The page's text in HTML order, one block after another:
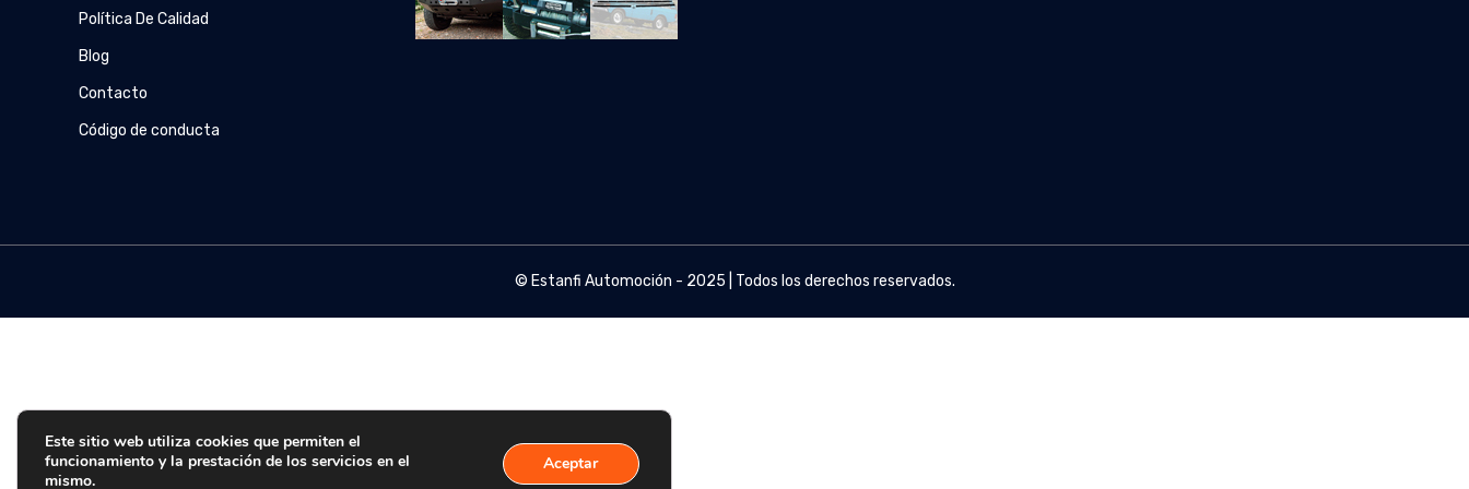
Política De Calidad
Blog
Contacto
Código de conducta
© Estanfi Automoción - 2025 | Todos los derechos reservados.
Este sitio web utiliza cookies que permiten el
funcionamiento y la prestación de los servicios en el
mismo.
Aceptar